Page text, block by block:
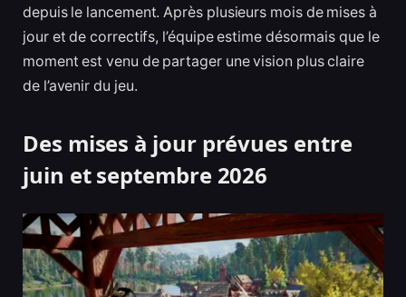
depuis le lancement. Après plusieurs mois de mises à
jour et de correctifs, l’équipe estime désormais que le
moment est venu de partager une vision plus claire
de l’avenir du jeu.
Des mises à jour prévues entre
juin et septembre 2026